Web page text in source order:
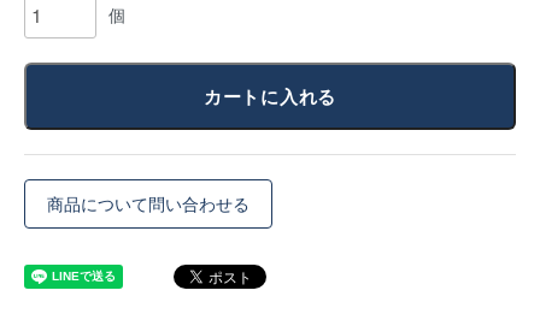
個
カートに入れる
商品について問い合わせる